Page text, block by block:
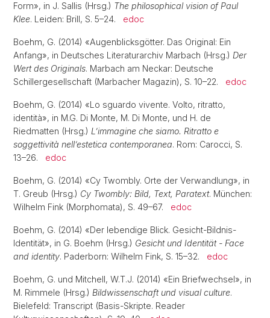
Form», in J. Sallis (Hrsg.) The philosophical vision of Paul
Klee. Leiden: Brill, S. 5–24. edoc
Boehm, G. (2014) «Augenblicksgötter. Das Original: Ein
Anfang», in Deutsches Literaturarchiv Marbach (Hrsg.) Der
Wert des Originals. Marbach am Neckar: Deutsche
Schillergesellschaft (Marbacher Magazin), S. 10–22. edoc
Boehm, G. (2014) «Lo sguardo vivente. Volto, ritratto,
identità», in M.G. Di Monte, M. Di Monte, und H. de
Riedmatten (Hrsg.) L’immagine che siamo. Ritratto e
soggettività nell’estetica contemporanea. Rom: Carocci, S.
13–26. edoc
Boehm, G. (2014) «Cy Twombly. Orte der Verwandlung», in
T. Greub (Hrsg.) Cy Twombly: Bild, Text, Paratext. München:
Wilhelm Fink (Morphomata), S. 49–67. edoc
Boehm, G. (2014) «Der lebendige Blick. Gesicht-Bildnis-
Identität», in G. Boehm (Hrsg.) Gesicht und Identität - Face
and identity. Paderborn: Wilhelm Fink, S. 15–32. edoc
Boehm, G. und Mitchell, W.T.J. (2014) «Ein Briefwechsel», in
M. Rimmele (Hrsg.) Bildwissenschaft und visual culture.
Bielefeld: Transcript (Basis-Skripte. Reader